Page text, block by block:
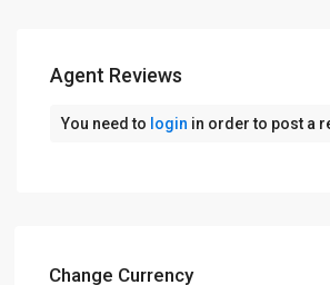
Agent Reviews
You need to login in order to post a
Change Currency